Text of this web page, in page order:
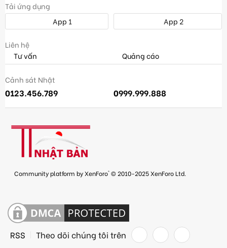
Tải ứng dụng
App 1
App 2
Liên hệ
Tư vấn
Quảng cáo
Cảnh sát Nhật
0123.456.789 0999.999.888
Community platform by XenForo® © 2010-2025 XenForo Ltd.
RSS Theo dõi chúng tôi trên